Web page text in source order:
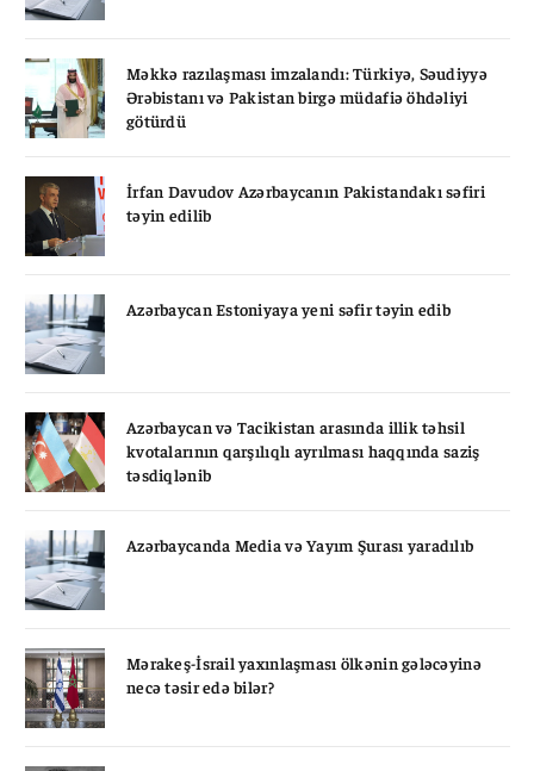
Məkkə razılaşması imzalandı: Türkiyə, Səudiyyə
Ərəbistanı və Pakistan birgə müdafiə öhdəliyi
götürdü
İrfan Davudov Azərbaycanın Pakistandakı səfiri
təyin edilib
Azərbaycan Estoniyaya yeni səfir təyin edib
Azərbaycan və Tacikistan arasında illik təhsil
kvotalarının qarşılıqlı ayrılması haqqında saziş
təsdiqlənib
Azərbaycanda Media və Yayım Şurası yaradılıb
Mərakeş-İsrail yaxınlaşması ölkənin gələcəyinə
necə təsir edə bilər?